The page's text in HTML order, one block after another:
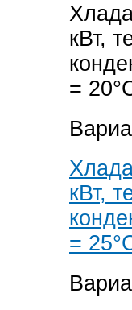
кВт,
=
кВт,
=